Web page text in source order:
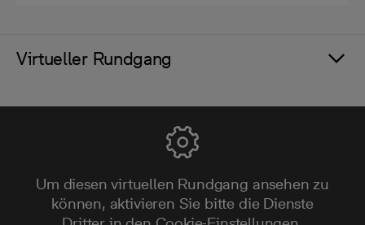
Virtueller Rundgang
Um diesen virtuellen Rundgang ansehen zu
können, aktivieren Sie bitte die Dienste